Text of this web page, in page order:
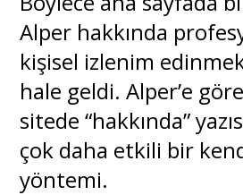
Alper hakkında
kişisel izlenim
hale geldi. Alper’e
sitede “hakkında”
çok daha etkili bir
yöntemi.